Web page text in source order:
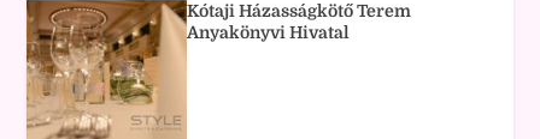
Kótaji Házasságkötő Terem
Anyakönyvi Hivatal